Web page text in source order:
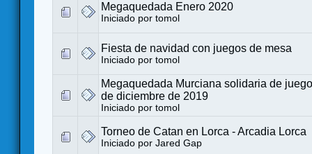
Megaquedada Enero 2020
Iniciado por tomol
Fiesta de navidad con juegos de mesa
Iniciado por tomol
Megaquedada Murciana solidaria de
de diciembre de 2019
Iniciado por tomol
Torneo de Catan en Lorca - Arcadia Lorca
Iniciado por Jared Gap